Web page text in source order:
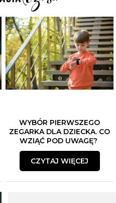
WYBÓR PIERWSZEGO
ZEGARKA DLA DZIECKA. CO
WZIĄĆ POD UWAGĘ?
CZYTAJ WIĘCEJ